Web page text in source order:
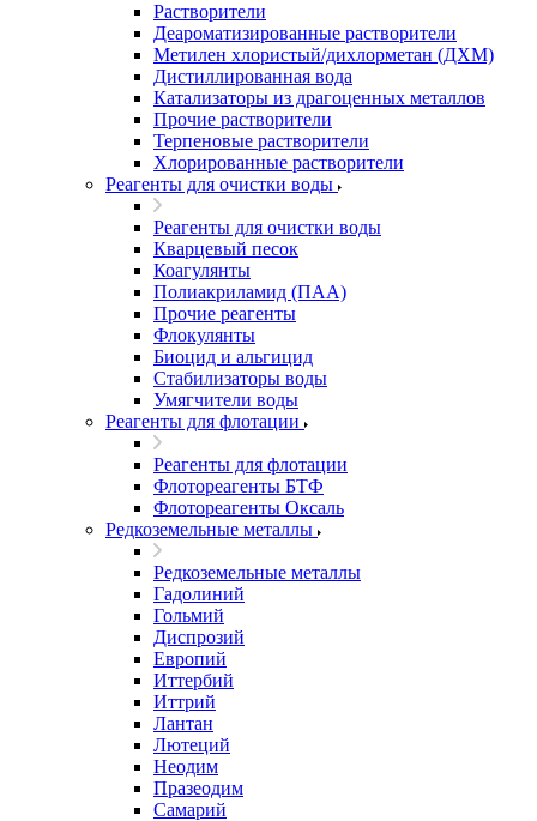
Растворители
Деароматизированные растворители
Метилен хлористый/дихлорметан (ДХМ)
Дистиллированная вода
Катализаторы из драгоценных металлов
Прочие растворители
Терпеновые растворители
Хлорированные растворители
Реагенты для очистки воды
Реагенты для очистки воды
Кварцевый песок
Коагулянты
Полиакриламид (ПАА)
Прочие реагенты
Флокулянты
Биоцид и альгицид
Стабилизаторы воды
Умягчители воды
Реагенты для флотации
Реагенты для флотации
Флотореагенты БТФ
Флотореагенты Оксаль
Редкоземельные металлы
Редкоземельные металлы
Гадолиний
Гольмий
Диспрозий
Европий
Иттербий
Иттрий
Лантан
Лютеций
Неодим
Празеодим
Самарий